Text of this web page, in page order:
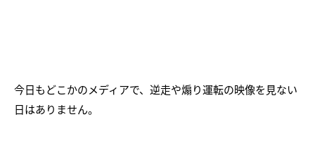
今日もどこかのメディアで、逆走や煽り運転の映像を見ない
日はありません。